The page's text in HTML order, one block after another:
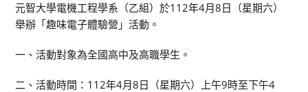
元智大學電機工程學系（乙組）於112年4月8日（星期六）
舉辦「趣味電子體驗營」活動。
一、活動對象為全國高中及高職學生。
二、活動時間：112年4月8日（星期六）上午9時至下午4